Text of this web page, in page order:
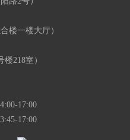
楼一楼大厅）
218室）
17:00
17:00